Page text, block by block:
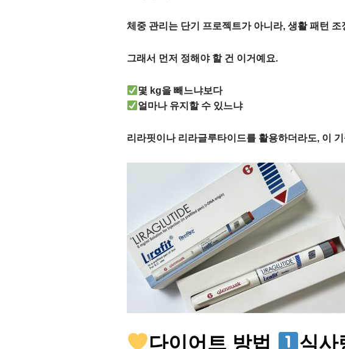
체중 관리는 단기 프로젝트가 아니라, 생활 패턴 조
그래서 먼저 정해야 할 건 이거예요.
몇 kg을 빼느냐보다
얼마나 유지할 수 있느냐
리라핏이나 리라글루타이드를 활용하더라도, 이
다이어트 방법 식사